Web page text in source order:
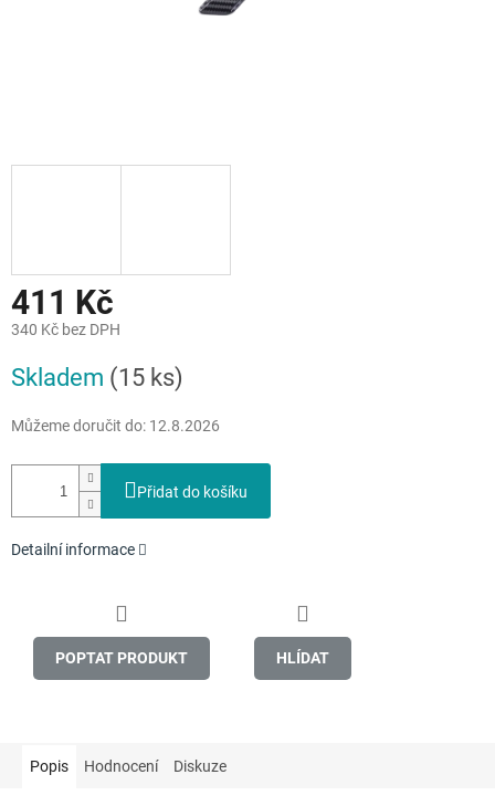
411 Kč
340 Kč bez DPH
cena:
Skladem (15 ks)
Můžeme doručit do: 12.8.2026
Přidat do košíku
Detailní informace
POPTAT PRODUKT HLÍDAT
Popis Hodnocení Diskuze